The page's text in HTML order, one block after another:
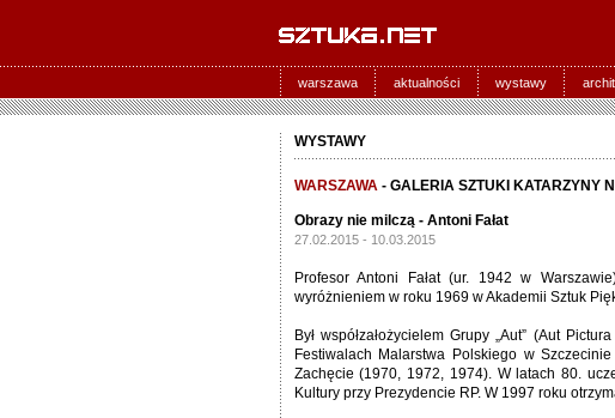
warszawa aktualności wystawy
WYSTAWY
WARSZAWA- GALERIA SZTUKI KATARZYNY
Obrazy nie milczą - Antoni Fałat
27.02.2015 - 10.03.2015
Profesor Antoni Fałat (ur. 1942 w
wyróżnieniem w roku 1969 w Akademii Sztuk
Był współzałożycielem Grupy „Aut” (Aut
Festiwalach Malarstwa Polskiego w
Zachęcie (1970, 1972, 1974). W latach 80.
Kultury przy Prezydencie RP. W 1997 roku